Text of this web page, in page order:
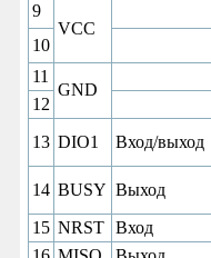
9
VCC
10
11
GND
12
13 DIO1 Вход/выход
14 BUSY Выход
15 NRST Вход